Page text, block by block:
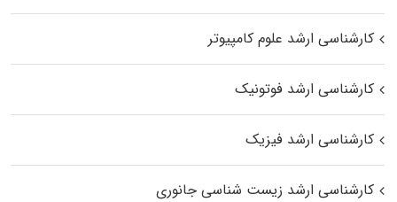
کارشناسی ارشد علوم کامپیوتر
کارشناسی ارشد فوتونیک
کارشناسی ارشد فیزیک
کارشناسی ارشد زیست‌ شناسی جانوری